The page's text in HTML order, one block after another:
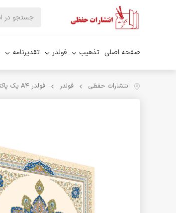
صفحه اصلی تذهیب فولدر تقدیرنامه
انتشارات حفظی فولدر فولدر A۴ یک پاکته